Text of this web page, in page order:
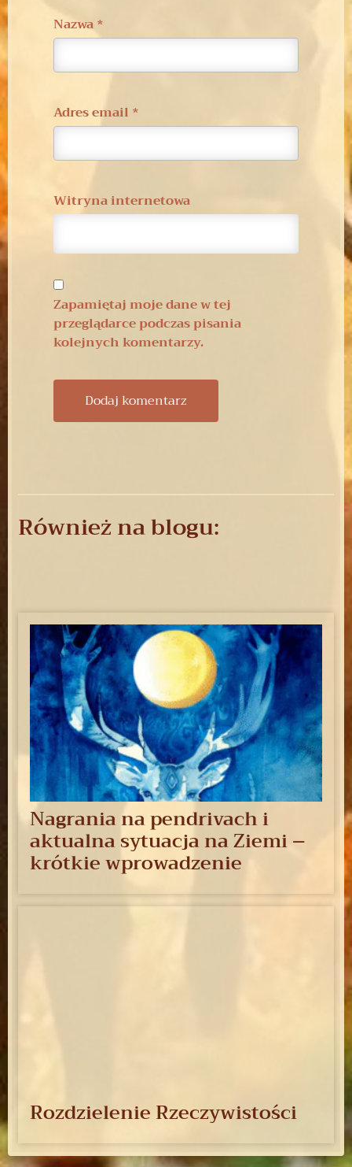
Nazwa*
Adres email *
Witryna internetowa
Zapamiętaj moje dane w tej
przeglądarce podczas pisania
kolejnych komentarzy.
Również na blogu:
Nagrania na pendrivach i
aktualna sytuacja na Ziemi –
krótkie wprowadzenie
Rozdzielenie Rzeczywistości